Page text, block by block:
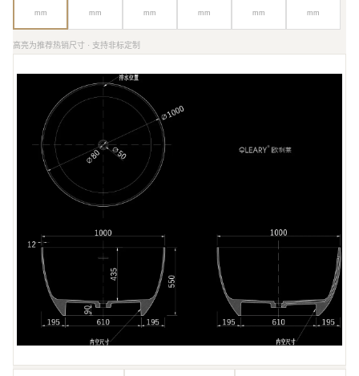
mm mm mm mm mm mm
高亮为推荐热销尺寸 · 支持非标定制